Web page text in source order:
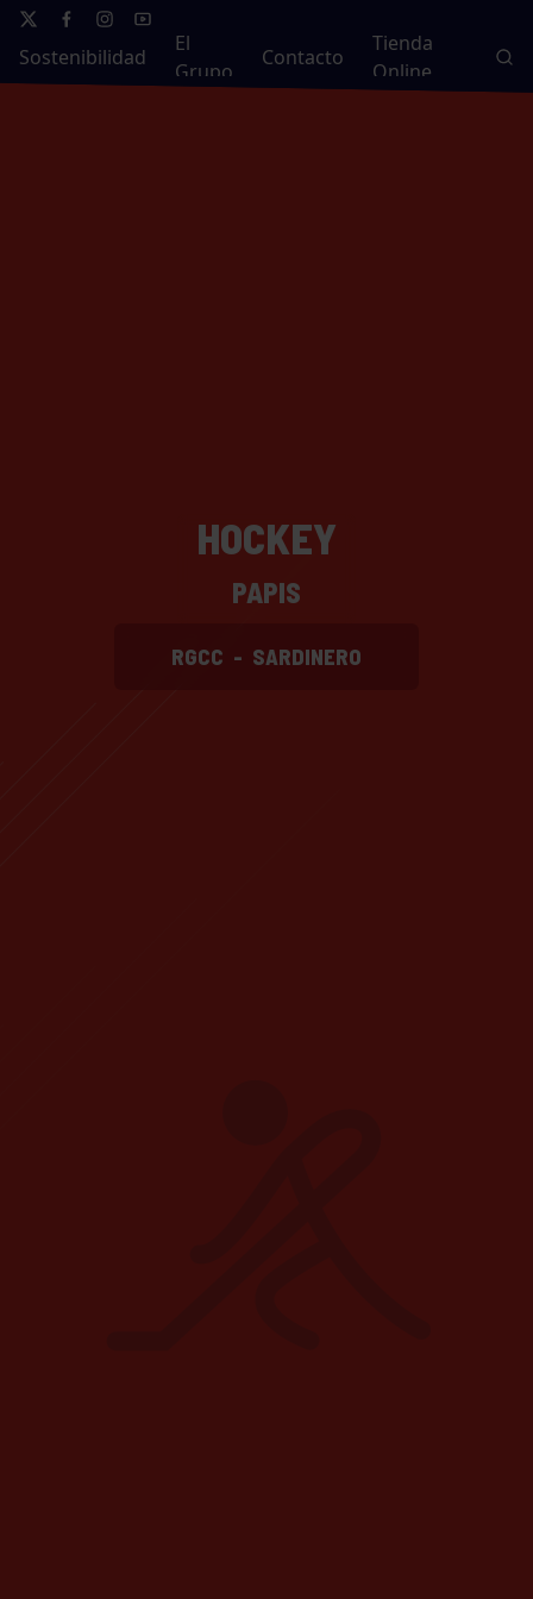
Sostenibilidad
El
Grupo
Contacto
Tienda
Online
HOCKEY
PAPIS
RGCC - SARDINERO